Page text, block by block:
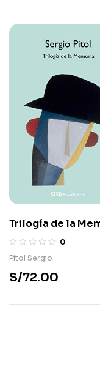
Trilogía de la
0
Pitol Sergio
S/72.00